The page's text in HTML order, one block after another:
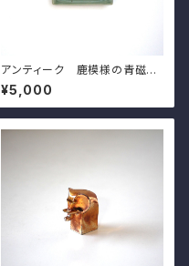
アンティーク 鹿模様の青磁角
豆皿（その７）d7.4cm Antiqu
e Japanese Celadon Squa
re Small Dish, Deer Design
¥5,000